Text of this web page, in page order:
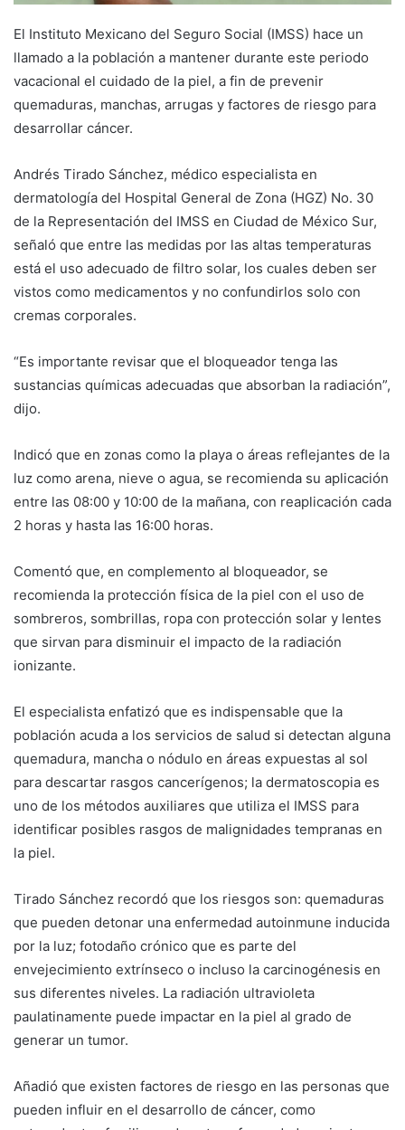
El Instituto Mexicano del Seguro Social (IMSS) hace un
llamado a la población a mantener durante este periodo
vacacional el cuidado de la piel, a fin de prevenir
quemaduras, manchas, arrugas y factores de riesgo para
desarrollar cáncer.
Andrés Tirado Sánchez, médico especialista en
dermatología del Hospital General de Zona (HGZ) No. 30
de la Representación del IMSS en Ciudad de México Sur,
señaló que entre las medidas por las altas temperaturas
está el uso adecuado de filtro solar, los cuales deben ser
vistos como medicamentos y no confundirlos solo con
cremas corporales.
“Es importante revisar que el bloqueador tenga las
sustancias químicas adecuadas que absorban la radiación”,
dijo.
Indicó que en zonas como la playa o áreas reflejantes de la
luz como arena, nieve o agua, se recomienda su aplicación
entre las 08:00 y 10:00 de la mañana, con reaplicación cada
2 horas y hasta las 16:00 horas.
Comentó que, en complemento al bloqueador, se
recomienda la protección física de la piel con el uso de
sombreros, sombrillas, ropa con protección solar y lentes
que sirvan para disminuir el impacto de la radiación
ionizante.
El especialista enfatizó que es indispensable que la
población acuda a los servicios de salud si detectan alguna
quemadura, mancha o nódulo en áreas expuestas al sol
para descartar rasgos cancerígenos; la dermatoscopia es
uno de los métodos auxiliares que utiliza el IMSS para
identificar posibles rasgos de malignidades tempranas en
la piel.
Tirado Sánchez recordó que los riesgos son: quemaduras
que pueden detonar una enfermedad autoinmune inducida
por la luz; fotodaño crónico que es parte del
envejecimiento extrínseco o incluso la carcinogénesis en
sus diferentes niveles. La radiación ultravioleta
paulatinamente puede impactar en la piel al grado de
generar un tumor.
Añadió que existen factores de riesgo en las personas que
pueden influir en el desarrollo de cáncer, como